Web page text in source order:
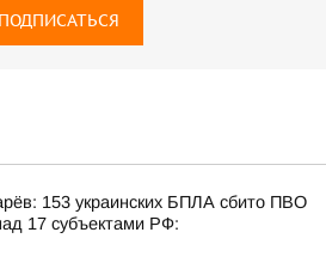
ПОДПИСАТЬСЯ
153 украинских БПЛА сбито ПВО
17 субъектами РФ: